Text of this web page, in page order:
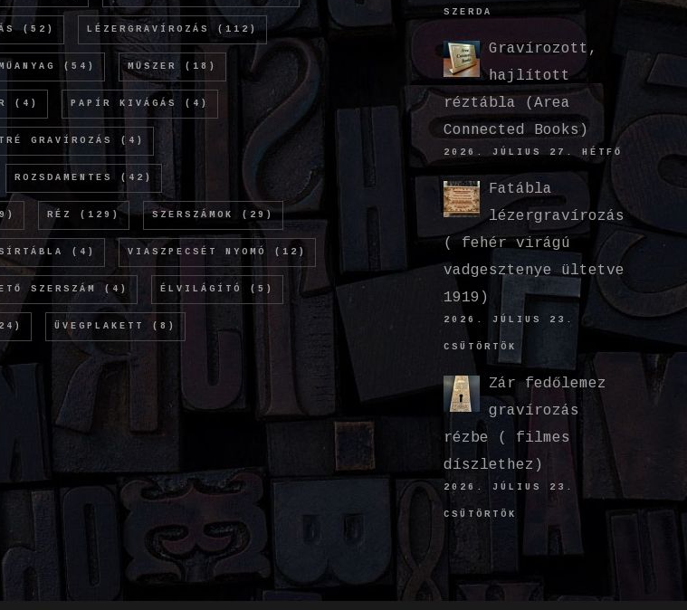
(52) LÉZERGRAVÍROZÁS (112)
MŰANYAG (54) MŰSZER (18)
(4) PAPÍR KIVÁGÁS (4)
GRAVÍROZÁS (4)
ROZSDAMENTES (42)
RÉZ (129) SZERSZÁMOK (29)
(4) VIASZPECSÉT NYOMÓ (12)
SZERSZÁM (4) ÉLVILÁGÍTÓ (5)
ÜVEGPLAKETT (8)
SZERDA
Gravírozott,
hajlított
réztábla (Area
Connected Books)
2026. JÚLIUS 27. HÉTFŐ
Fatábla
lézergravírozás
( fehér virágú
vadgesztenye ültetve
1919)
2026. JÚLIUS 23.
CSÜTÖRTÖK
Zár fedőlemez
gravírozás
rézbe ( filmes
díszlethez)
2026. JÚLIUS 23.
CSÜTÖRTÖK